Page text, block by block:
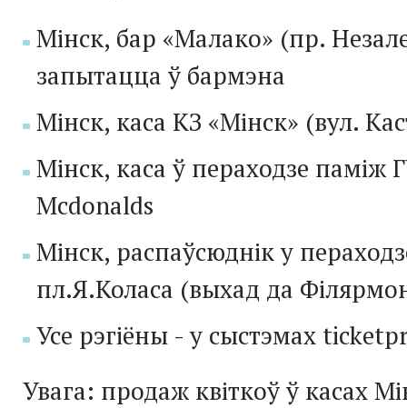
Мінск, бар «Малако» (пр.
запытацца ў бармэна
Мінск, каса КЗ «Мінск» (вул.
Мінск, каса ў пераходзе паміж
Mcdonalds
Мінск, распаўсюднік у
пл.Я.Коласа (выхад да
Усе рэгіёны - у сыстэмах
Увага: продаж квіткоў ў касах